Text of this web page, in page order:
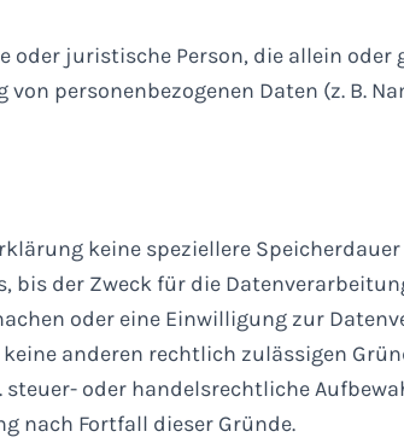
juristische Person, die allein
personenbezogenen Daten (z. B.
keine speziellere
bis der Zweck für die
oder eine Einwilligung zur
anderen rechtlich zulässigen
steuer- oder handelsrechtliche
nach Fortfall dieser Gründe.